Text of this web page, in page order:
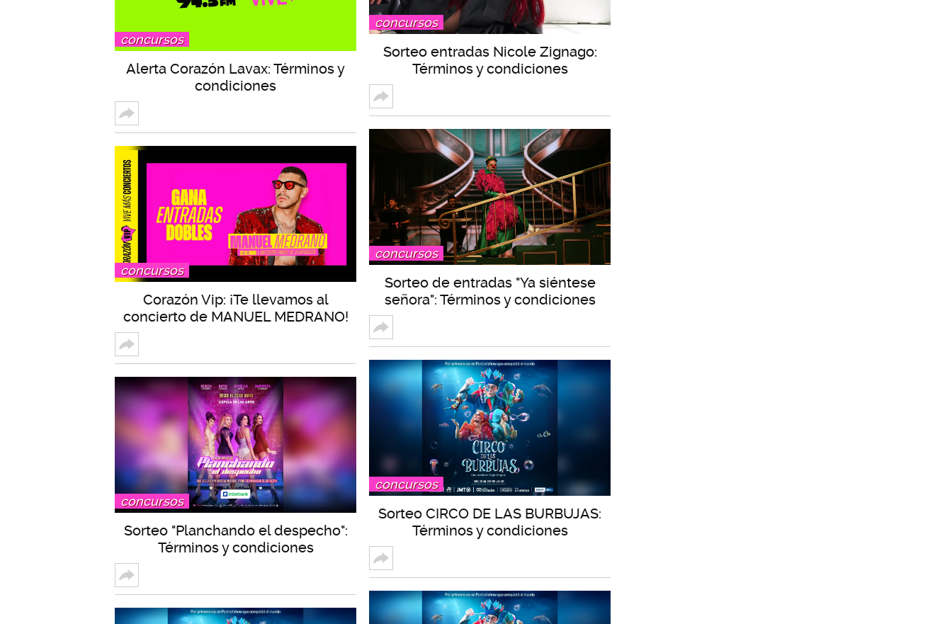
concursos
Alerta Corazón Lavax: Términos y
condiciones
concursos
Corazón Vip: ¡Te llevamos al
concierto de MANUEL MEDRANO!
concursos
Sorteo "Planchando el despecho":
Términos y condiciones
concursos
Sorteo entradas Nicole Zignago:
Términos y condiciones
concursos
Sorteo de entradas "Ya siéntese
señora": Términos y condiciones
concursos
Sorteo CIRCO DE LAS BURBUJAS:
Términos y condiciones